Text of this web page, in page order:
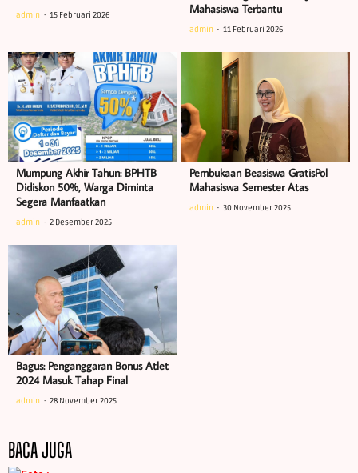
admin 15 Februari 2026
Mahasiswa Terbantu
admin 11 Februari 2026
Mumpung Akhir Tahun: BPHTB
Didiskon 50%, Warga Diminta
Segera Manfaatkan
admin 2 Desember 2025
Pembukaan Beasiswa GratisPol
Mahasiswa Semester Atas
admin 30 November 2025
Bagus: Penganggaran Bonus Atlet
2024 Masuk Tahap Final
admin 28 November 2025
BACA JUGA